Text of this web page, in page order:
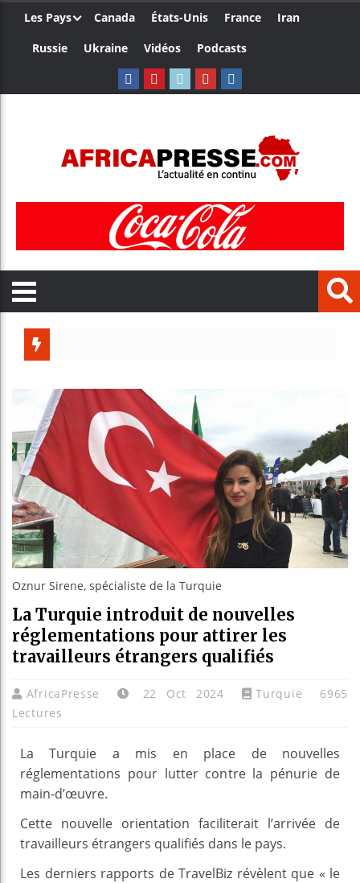
Les Pays Canada États-Unis France
Iran
Russie
Ukraine Vidéos Podcasts
Bénin
Oznur Sirene, spécialiste de la Turquie
La Turquie introduit de nouvelles
réglementations pour attirer les
travailleurs étrangers qualifiés
AfricaPresse 22 Oct 2024 Turquie
6965
Lectures
La Turquie a mis en place de nouvelles
réglementations pour lutter contre la pénurie de
main-d’œuvre.
Cette nouvelle orientation faciliterait l’arrivée de
travailleurs étrangers qualifiés dans le pays.
Les derniers rapports de TravelBiz révèlent que « le